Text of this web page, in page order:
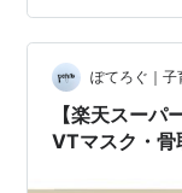
ら引用 今夏の制
しているの…
ぽてろぐ｜
【楽天スー
VTマスク・骨